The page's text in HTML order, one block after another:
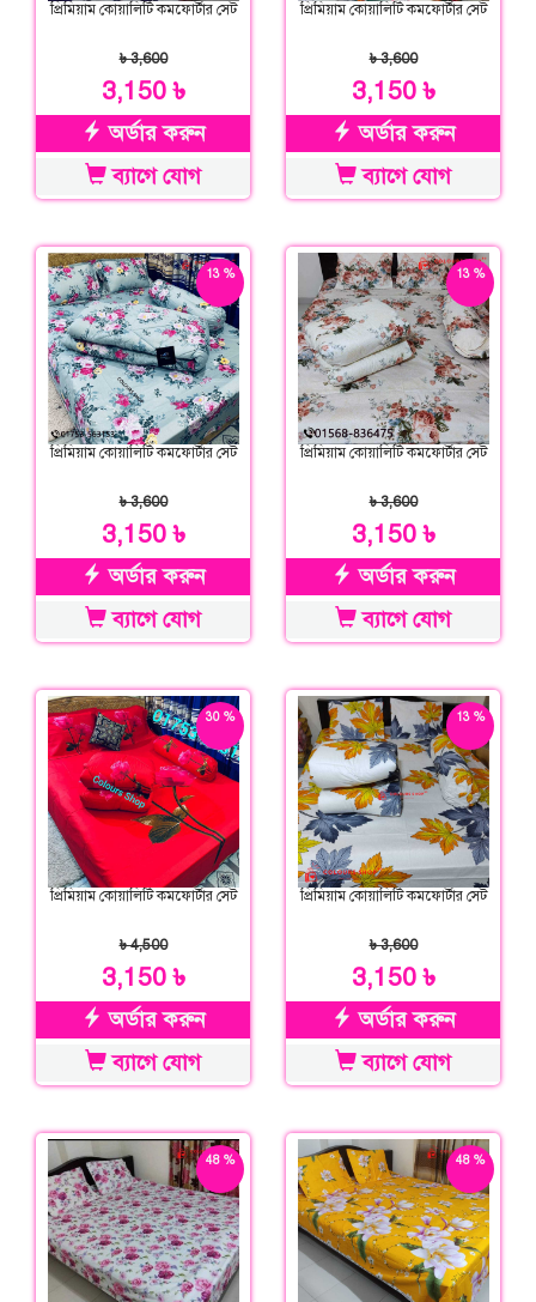
প্রিমিয়াম কোয়ালিটি কমফোর্টার সেট
৳ 3,600
3,150 ৳
অর্ডার করুন
ব্যাগে যোগ
প্রিমিয়াম কোয়ালিটি কমফোর্টার সেট
৳ 3,600
3,150 ৳
অর্ডার করুন
ব্যাগে যোগ
13 %
প্রিমিয়াম কোয়ালিটি কমফোর্টার সেট
৳ 3,600
3,150 ৳
অর্ডার করুন
ব্যাগে যোগ
13 %
প্রিমিয়াম কোয়ালিটি কমফোর্টার সেট
৳ 3,600
3,150 ৳
অর্ডার করুন
ব্যাগে যোগ
30 %
প্রিমিয়াম কোয়ালিটি কমফোর্টার সেট
৳ 4,500
3,150 ৳
অর্ডার করুন
ব্যাগে যোগ
13 %
প্রিমিয়াম কোয়ালিটি কমফোর্টার সেট
৳ 3,600
3,150 ৳
অর্ডার করুন
ব্যাগে যোগ
48 %
48 %